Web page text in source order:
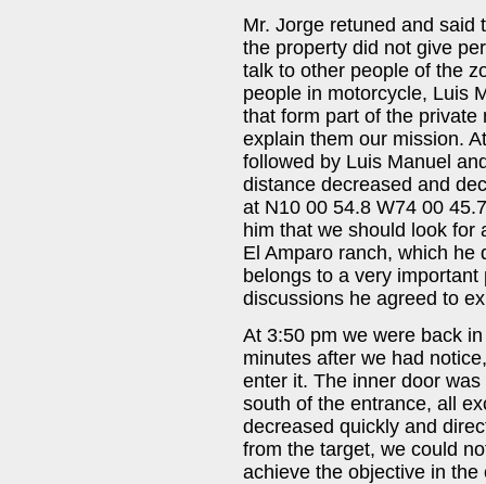
Mr. Jorge retuned and said
the property did not give
talk to other people of the
people in motorcycle, Luis
that form part of the
explain them our mission.
followed by Luis Manuel
distance decreased and
at N10 00 54.8 W74 00
him that we should look for
El Amparo ranch, which he
belongs to a very
discussions he agreed to
At 3:50 pm we were back
minutes after we had
enter it. The inner door
south of the entrance, all
decreased quickly and
from the target, we could
achieve the objective in the